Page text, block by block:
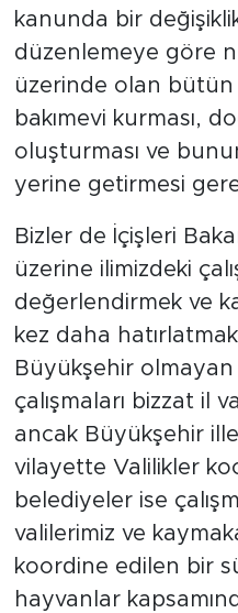
kanunda bir değişiklik
düzenlemeye göre
üzerinde olan
bakımevi kurması,
oluşturması ve
yerine getirmesi
Bizler de İçişleri
üzerine ilimizdeki
değerlendirmek ve
kez daha
Büyükşehir
çalışmaları bizzat il
ancak Büyükşehir
vilayette Valilikler
belediyeler ise
valilerimiz ve
koordine edilen bir
hayvanlar